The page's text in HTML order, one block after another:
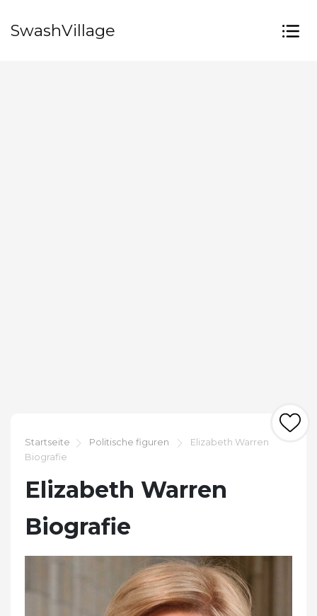
SwashVillage
Startseite Politische figuren
Elizabeth Warren
Biografie
Elizabeth Warren
Biografie